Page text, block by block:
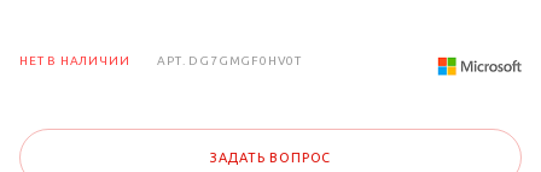
НЕТ В НАЛИЧИИ АРТ. DG7GMGF0HV0T
ЗАДАТЬ ВОПРОС